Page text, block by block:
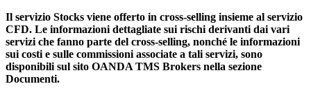
Il servizio Stocks viene offerto in cross-selling insieme al servizio
CFD. Le informazioni dettagliate sui rischi derivanti dai vari
servizi che fanno parte del cross-selling, nonché le informazioni
sui costi e sulle commissioni associate a tali servizi, sono
disponibili sul sito OANDA TMS Brokers nella sezione
Documenti.